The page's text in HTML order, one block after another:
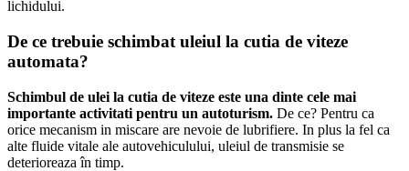
lichidului.
De ce trebuie schimbat uleiul la cutia de viteze
automata?
Schimbul de ulei la cutia de viteze este una dinte cele mai
importante activitati pentru un autoturism. De ce? Pentru ca
orice mecanism in miscare are nevoie de lubrifiere. In plus la fel ca
alte fluide vitale ale autovehiculului, uleiul de transmisie se
deterioreaza în timp.